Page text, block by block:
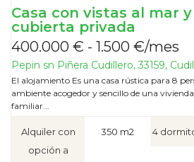
Casa con vistas al mar
cubierta privada
400.000 € - 1.500 €/mes
Pepin sn Piñera Cudillero, 33159,
El alojamiento Es una casa rústica para 8
ambiente acogedor y sencillo de una
familiar...
Alquiler con
opción a
350 m2 4